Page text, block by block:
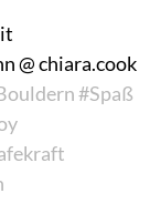
n @ chiara.cook
#Spaß